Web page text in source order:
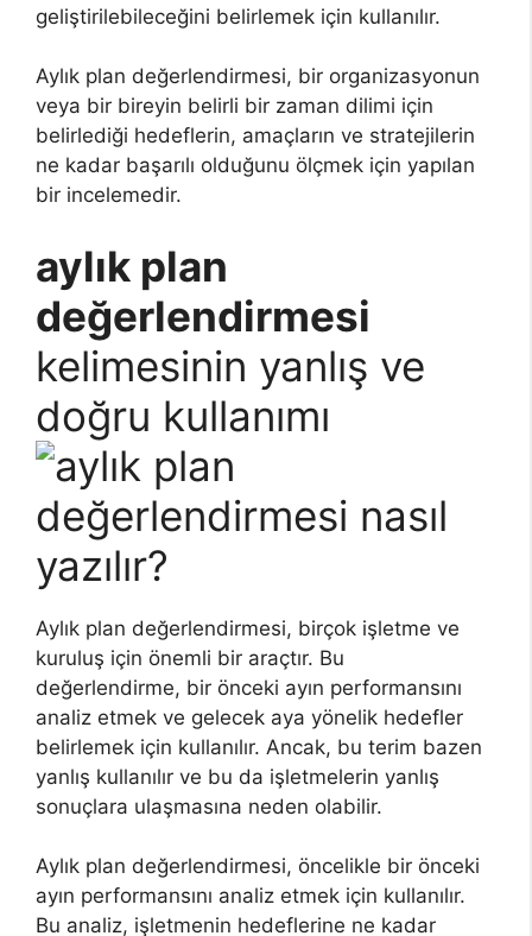
geliştirilebileceğini belirlemek için kullanılır.
Aylık plan değerlendirmesi, bir organizasyonun
veya bir bireyin belirli bir zaman dilimi için
belirlediği hedeflerin, amaçların ve stratejilerin
ne kadar başarılı olduğunu ölçmek için yapılan
bir incelemedir.
aylık plan
değerlendirmesi
kelimesinin yanlış ve
doğru kullanımı
Aylık plan değerlendirmesi, birçok işletme ve
kuruluş için önemli bir araçtır. Bu
değerlendirme, bir önceki ayın performansını
analiz etmek ve gelecek aya yönelik hedefler
belirlemek için kullanılır. Ancak, bu terim bazen
yanlış kullanılır ve bu da işletmelerin yanlış
sonuçlara ulaşmasına neden olabilir.
Aylık plan değerlendirmesi, öncelikle bir önceki
ayın performansını analiz etmek için kullanılır.
Bu analiz, işletmenin hedeflerine ne kadar